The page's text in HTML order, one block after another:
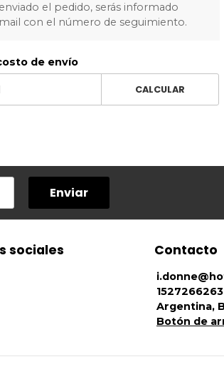
el pedido, serás informado
con el número de seguimiento.
de envío
CALCULAR
Enviar
sociales Contacto
1527266263
Argentina,
Botón de